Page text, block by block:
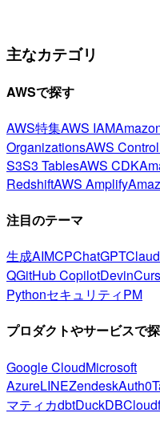
主なカテゴリ
AWSで探す
AWS特集AWS IAM
OrganizationsAWS
S3S3 TablesAWS CDK
RedshiftAWS Amplify
注目のテーマ
生成AIMCPChatGPT
QGitHub CopilotDevin
PythonセキュリティPM
プロダクトやサービスで
Google CloudMicrosoft
AzureLINEZendeskAuth0
マティカdbtDuckDB